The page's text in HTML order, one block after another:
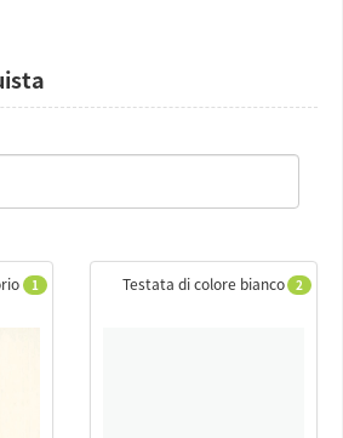
1 2
Testata di colore bianco